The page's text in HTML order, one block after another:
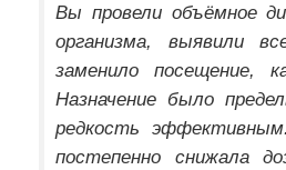
Вы провели объёмное
организма, выявили
заменило посещение,
Назначение было
редкость
постепенно снижала